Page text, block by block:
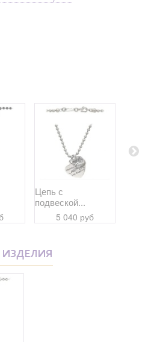
Цепь с
подвеской...
5 040 руб